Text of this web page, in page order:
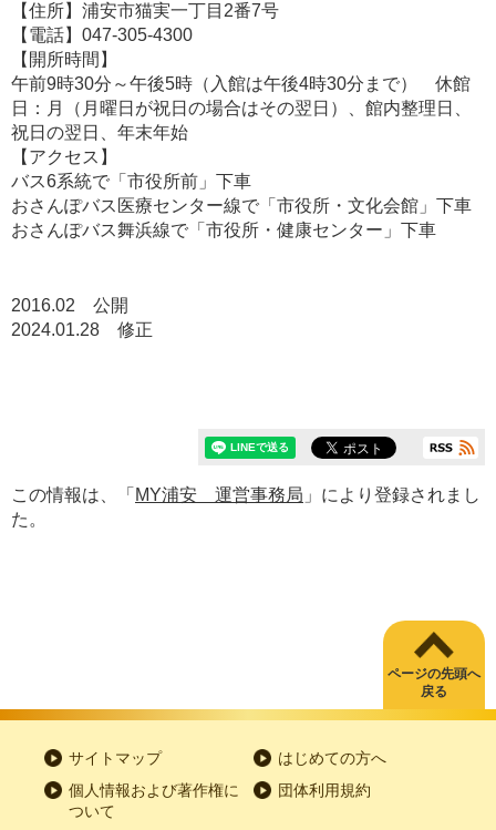
【住所】浦安市猫実一丁目2番7号
【電話】047-305-4300
【開所時間】
午前9時30分～午後5時（入館は午後4時30分まで） 休館
日：月（月曜日が祝日の場合はその翌日）、館内整理日、
祝日の翌日、年末年始
【アクセス】
バス6系統で「市役所前」下車
おさんぽバス医療センター線で「市役所・文化会館」下車
おさんぽバス舞浜線で「市役所・健康センター」下車
2016.02 公開
2024.01.28 修正
この情報は、「 MY浦安 運営事務局 」により登録されまし
た。
ページの先頭へ
戻る
サイトマップ
はじめての方へ
個人情報および著作権に
ついて
団体利用規約